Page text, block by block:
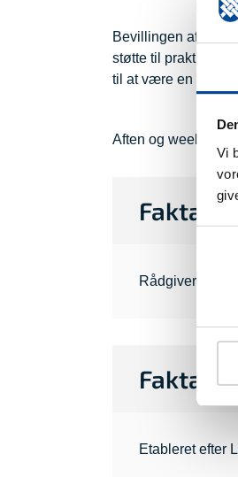
Vi
Bevillingen af
støtte til praktiske
til at være en del af
Aften og weekend
Fakta
Fakta
Etableret efter